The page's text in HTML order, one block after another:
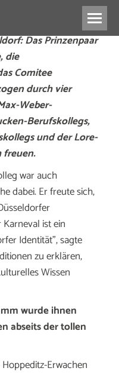
Das Prinzenpaar
die
Comitee
durch vier
Weber-
Berufskollegs,
und der Lore-
freuen.
war auch
dabei. Er freute sich,
ist ein
Identität”, sagte
zu erklären,
Wissen
wurde ihnen
abseits der tollen
Hoppeditz-Erwachen